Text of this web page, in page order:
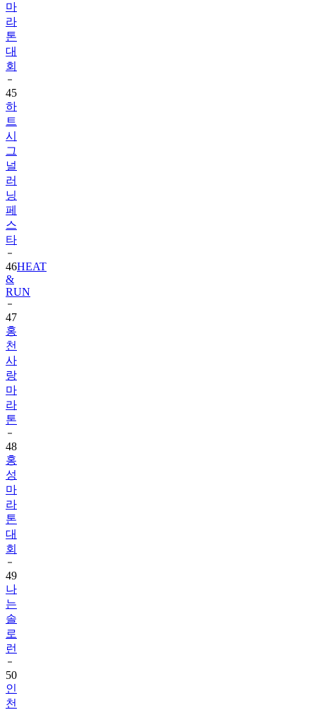
마
라
톤
대
회
45
하
트
시
그
널
러
닝
페
스
타
46HEAT
&
RUN
47
홍
천
사
랑
마
라
톤
48
홍
성
마
라
톤
대
회
49
나
는
솔
로
런
50
인
천